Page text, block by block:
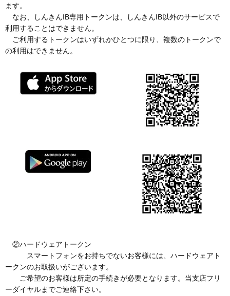
ます。
なお、しんきんIB専用トークンは、しんきんIB以外のサービスで
利用することはできません。
ご利用するトークンはいずれかひとつに限り、複数のトークンで
の利用はできません。
②ハードウェアトークン
スマートフォンをお持ちでないお客様には、ハードウェアト
ークンのお取扱いがございます。
ご希望のお客様は所定の手続きが必要となります。当支店フリ
ーダイヤルまでご連絡下さい。